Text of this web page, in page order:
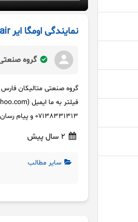
نمایندگی اومگا ایر omega air
گروه
07138331313 و پیام رسان های خارجی و داخلی 09362082933 تماس حاصل فرمایید.
سایر مطالب